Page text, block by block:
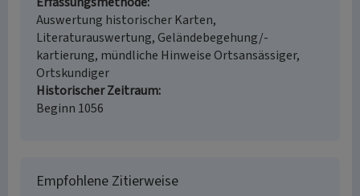
Auswertung historischer Karten,
Literaturauswertung, Geländebegehung/-
kartierung, mündliche Hinweise Ortsansässiger,
Ortskundiger
Historischer Zeitraum
Beginn 1056
Empfohlene Zitierweise